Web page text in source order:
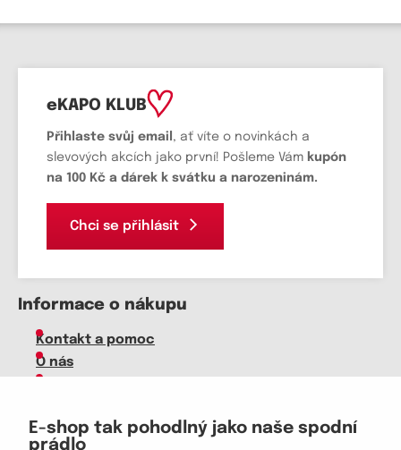
E-shop tak pohodlný jako naše spodní
prádlo
eKAPO KLUB
Přihlaste svůj email , ať víte o novinkách a
slevových akcích jako první! Pošleme Vám kupón
na 100 Kč a dárek k svátku a narozeninám.
Chci se přihlásit
Informace o nákupu
Kontakt a pomoc
O nás
Velkoobchod